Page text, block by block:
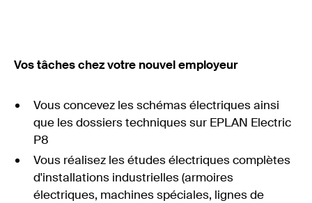
Vos tâches chez votre nouvel employeur
Vous concevez les schémas électriques ainsi
que les dossiers techniques sur EPLAN Electric
P8
Vous réalisez les études électriques complètes
d'installations industrielles (armoires
électriques, machines spéciales, lignes de